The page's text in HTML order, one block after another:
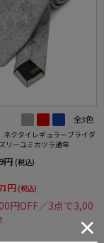
全3色
ネクタイレギュラーブライダ
リーユミカツラ通年
円 (税込)
円 (税込)
円OFF／3点で3,00